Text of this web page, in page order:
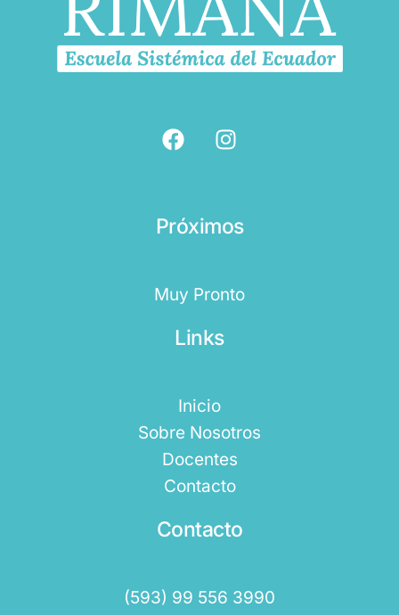
Próximos
Muy Pronto
Links
Inicio
Sobre Nosotros
Docentes
Contacto
Contacto
(593) 99 556 3990